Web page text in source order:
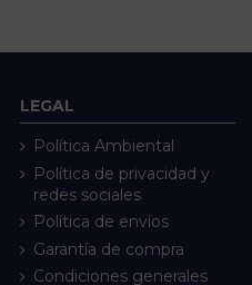
LEGAL
Política Ambiental
Política de privacidad y
redes sociales
Política de envíos
Garantía de compra
Condiciones generales